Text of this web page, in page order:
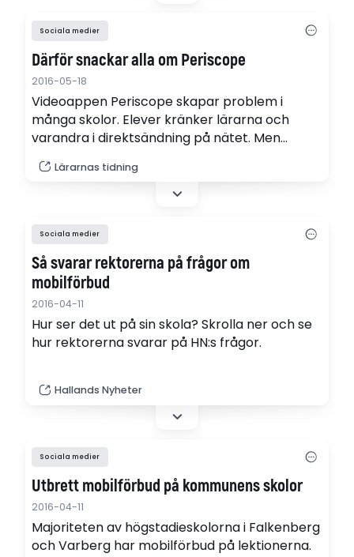
Sociala medier
Därför snackar alla om Periscope
2016-05-18
Videoappen Periscope skapar problem i
många skolor. Elever kränker lärarna och
varandra i direktsändning på nätet. Men
även på stora möjligheter.
Lärarnas tidning
Sociala medier
Så svarar rektorerna på frågor om
mobilförbud
2016-04-11
Hur ser det ut på sin skola? Skrolla ner och se
hur rektorerna svarar på HN:s frågor.
Hallands Nyheter
Sociala medier
Utbrett mobilförbud på kommunens skolor
2016-04-11
Majoriteten av högstadieskolorna i Falkenberg
och Varberg har mobilförbud på lektionerna.